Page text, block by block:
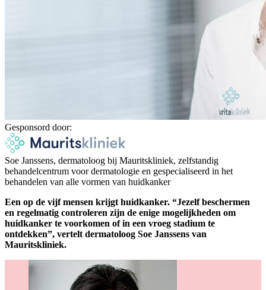
Gesponsord door:
Soe Janssens, dermatoloog bij Mauritskliniek, zelfstandig
behandelcentrum voor dermatologie en gespecialiseerd in het
behandelen van alle vormen van huidkanker
Een op de vijf mensen krijgt huidkanker. “Jezelf beschermen
en regelmatig controleren zijn de enige mogelijkheden om
huidkanker te voorkomen of in een vroeg stadium te
ontdekken”, vertelt dermatoloog Soe Janssens van
Mauritskliniek.